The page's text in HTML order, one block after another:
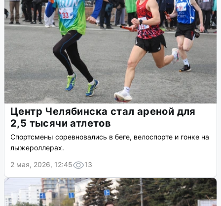
Центр Челябинска стал ареной для
2,5 тысячи атлетов
Спортсмены соревновались в беге, велоспорте и гонке на
лыжероллерах.
2 мая, 2026, 12:45
13